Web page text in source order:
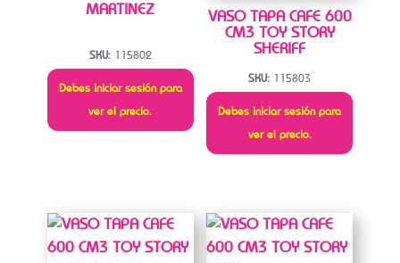
MARTINEZ
SKU: 115802
Debes iniciar sesión para
ver el precio.
VASO TAPA CAFE 600
CM3 TOY STORY
SHERIFF
SKU: 115803
Debes iniciar sesión para
ver el precio.